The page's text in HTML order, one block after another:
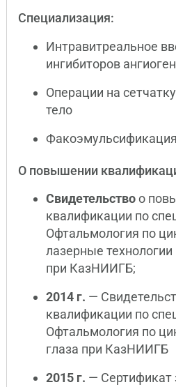
Специализация:
Интравитреальное
ингибиторов
Операции на
тело
О повышении
Свидетельствоо
квалификации по
Офтальмология по
лазерные
при КазНИИГБ;
2014 г. —
квалификации по
Офтальмология по
глаза при КазНИИГБ
2015 г. — Сертификат